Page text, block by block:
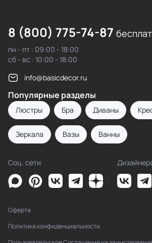
8 (800) 775-74-87
пн - пт : 09:00 - 18:00
сб - вс : 10:00 - 18:00
info@basicdecor.ru
Популярные разделы
Люстры Бра Диваны
Зеркала Вазы Ванны
Соц. сети
Оферта
Политика конфиденциальности